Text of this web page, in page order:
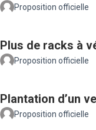
Proposition officielle
Plus de racks à
Proposition officielle
Plantation d’un
Proposition officielle